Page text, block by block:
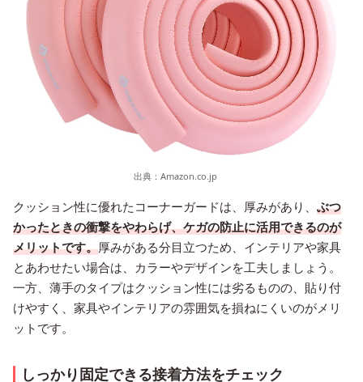
出典： Amazon.co.jp
クッション性に優れたコーナーガードは、厚みがあり、 ぶつ
かったときの衝撃をやわらげ、ケガの防止に活用できるのが
メリットです。厚みがある分目立つため、インテリアや家具
とあわせたい場合は、カラーやデザインを工夫しましょう。
一方、薄手のタイプはクッション性には劣るものの、貼り付
けやすく、家具やインテリアの雰囲気を損ねにくいのがメリ
ットです。
しっかり固定できる接着方法をチェック